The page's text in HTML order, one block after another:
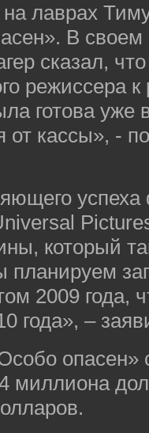
лаврах
В своем
сказал,
режиссера
готова уже
от кассы», -
который
2009
года», –
опасен»
миллиона